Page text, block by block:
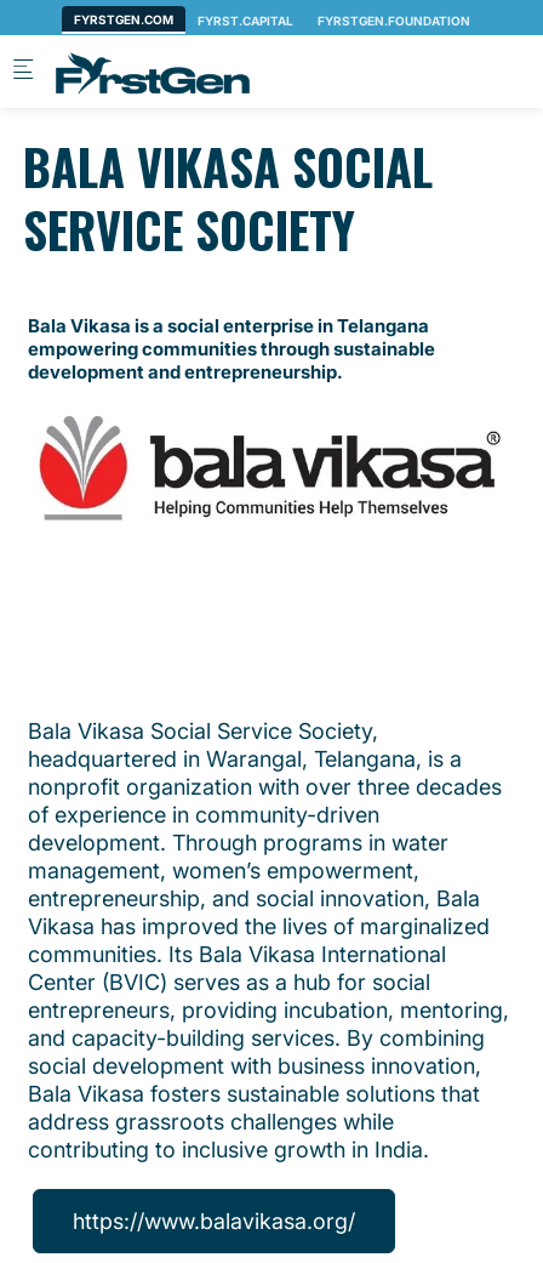
Skip to main content
BALA VIKASA SOCIAL
SERVICE SOCIETY
Bala Vikasa is a social enterprise in Telangana
empowering communities through sustainable
development and entrepreneurship.
Bala Vikasa Social Service Society,
headquartered in Warangal, Telangana, is a
nonprofit organization with over three decades
of experience in community-driven
development. Through programs in water
management, women’s empowerment,
entrepreneurship, and social innovation, Bala
Vikasa has improved the lives of marginalized
communities. Its Bala Vikasa International
Center (BVIC) serves as a hub for social
entrepreneurs, providing incubation, mentoring,
and capacity-building services. By combining
social development with business innovation,
Bala Vikasa fosters sustainable solutions that
address grassroots challenges while
contributing to inclusive growth in India.
https://www.balavikasa.org/